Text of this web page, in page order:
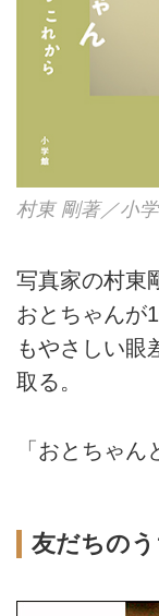
村東 剛著／小
写真家の村東
おとちゃんが
もやさしい眼
取る。
「おとちゃん
友だちの